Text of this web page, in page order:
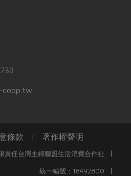
coop.tw
條款 | 著作權聲明
責任台灣主婦聯盟生活消費合作社 |
統一編號：18492800 |